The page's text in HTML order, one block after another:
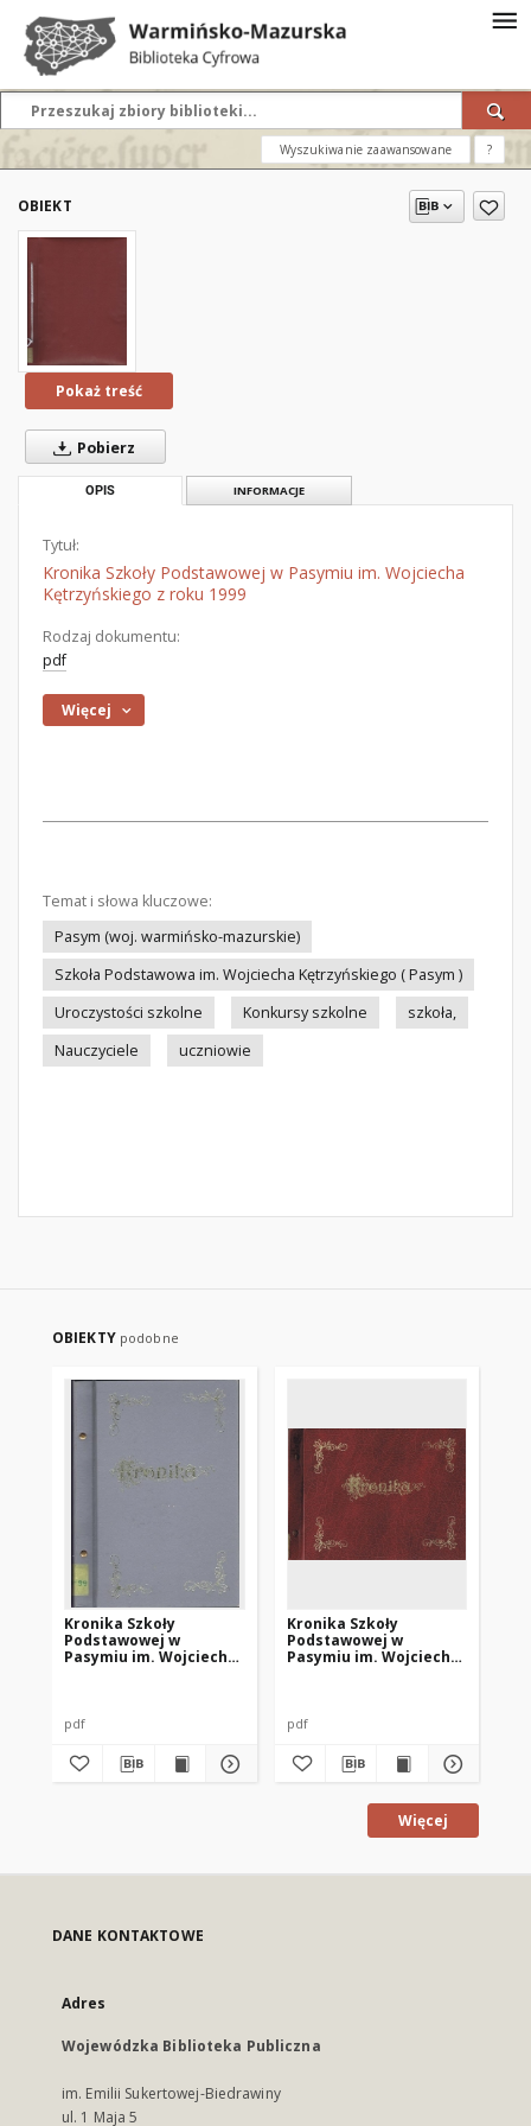
Wyszukiwanie zaawansowane ?
OBIEKT
Pokaż treść
Pobierz
OPIS INFORMACJE
Tytuł:
Kronika Szkoły Podstawowej w Pasymiu im. Wojciecha
Kętrzyńskiego z roku 1999
Rodzaj dokumentu:
pdf
Więcej
Temat i słowa kluczowe:
Pasym (woj. warmińsko-mazurskie)
Szkoła Podstawowa im. Wojciecha Kętrzyńskiego ( Pasym )
Uroczystości szkolne
Konkursy szkolne
szkoła,
Nauczyciele
uczniowie
OBIEKTY podobne
Kronika Szkoły
Podstawowej w
Pasymiu im. Wojciecha
pdf
Kronika Szkoły
Podstawowej w
Pasymiu im. Wojciecha
pdf
Więcej
DANE KONTAKTOWE
Adres
Wojewódzka Biblioteka Publiczna
im. Emilii Sukertowej-Biedrawiny
ul. 1 Maja 5